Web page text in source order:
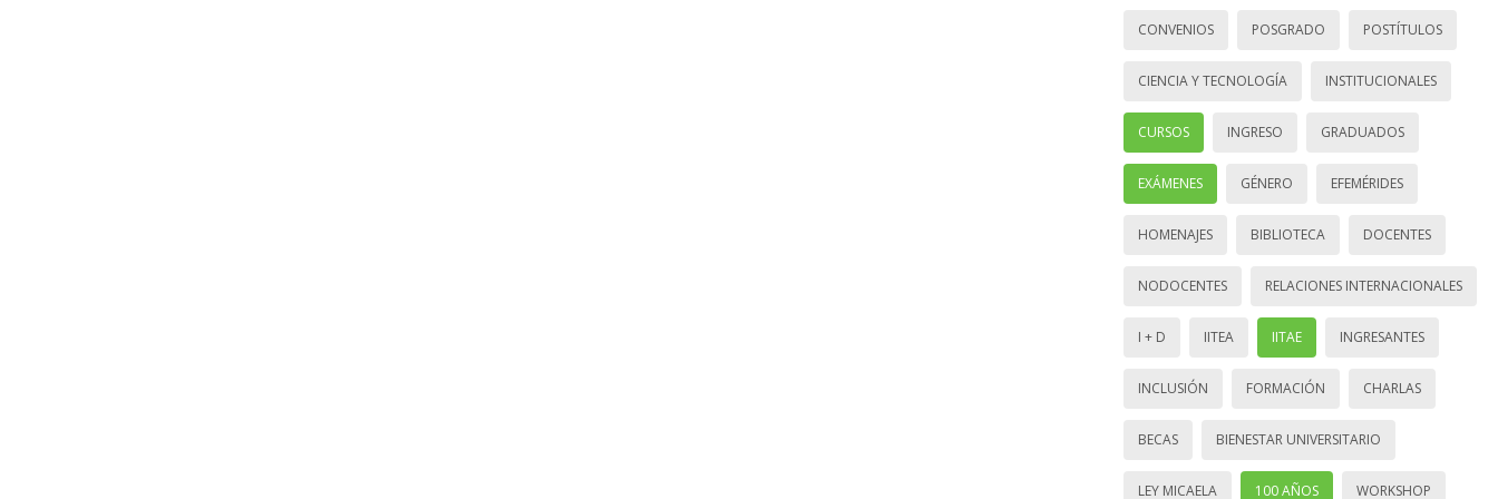
CONVENIOS POSGRADO POSTÍTULOS
CIENCIA Y TECNOLOGÍA INSTITUCIONALES
CURSOS INGRESO GRADUADOS
EXÁMENES GÉNERO EFEMÉRIDES
HOMENAJES BIBLIOTECA DOCENTES
NODOCENTES RELACIONES INTERNACIONALES
I + D IITEA IITAE INGRESANTES
INCLUSIÓN FORMACIÓN CHARLAS
BECAS BIENESTAR UNIVERSITARIO
LEY MICAELA 100 AÑOS WORKSHOP